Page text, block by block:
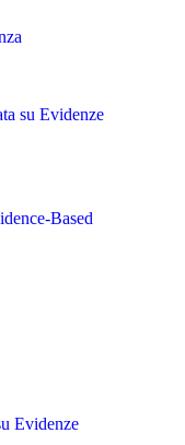
su Evidenze
Based
Evidenze